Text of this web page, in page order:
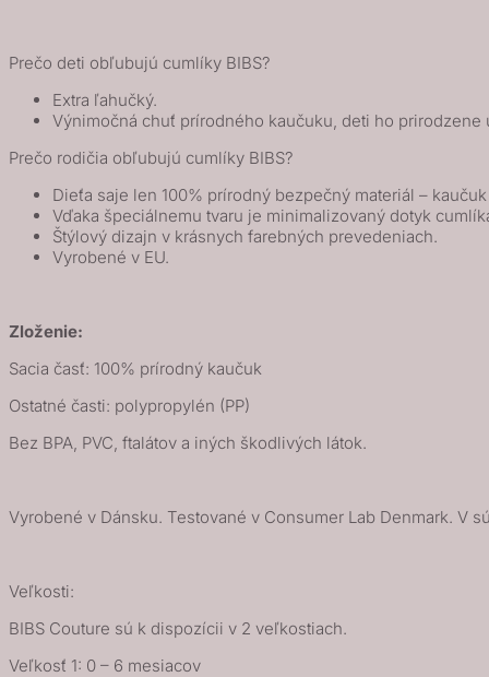
Nočný
Cloud
Nočný
Prečo deti obľubujú cumlíky BIBS?
Extra ľahučký.
Výnimočná chuť prírodného kaučuku, deti ho
Prečo rodičia obľubujú cumlíky BIBS?
Dieťa saje len 100% prírodný bezpečný materiál –
Vďaka špeciálnemu tvaru je minimalizovaný dotyk
Štýlový dizajn v krásnych farebných prevedeniach.
Vyrobené v EU.
Zloženie:
Sacia časť: 100% prírodný kaučuk
Ostatné časti: polypropylén (PP)
Bez BPA, PVC, ftalátov a iných škodlivých látok.
Vyrobené v Dánsku. Testované v Consumer Lab Denmark. V
Veľkosti:
BIBS Couture sú k dispozícii v 2 veľkostiach.
Veľkosť 1: 0 – 6 mesiacov